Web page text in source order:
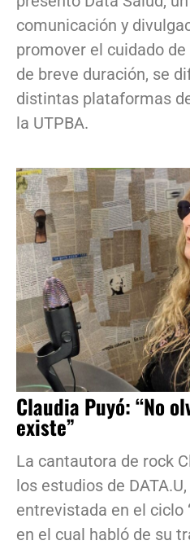
comunicación y
promover el cuidado
de breve duración, se
distintas plataformas
la UTPBA.
Claudia Puyó: “No
existe”
La cantautora de rock
los estudios de
entrevistada en el ciclo
en el cual habló de su